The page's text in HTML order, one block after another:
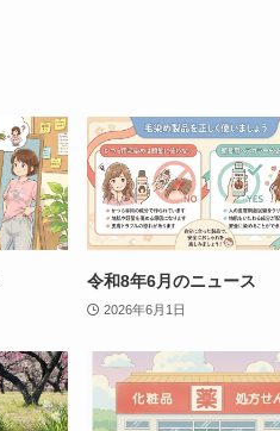
令和8年6月のニュース
2026年6月1日